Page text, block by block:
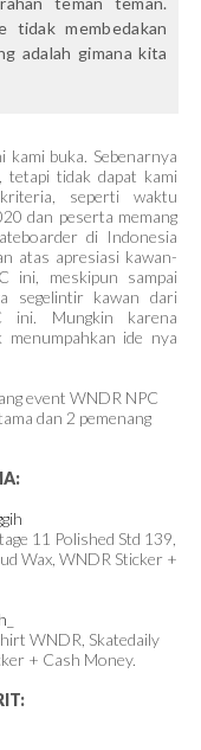
membedakan
adalah gimana kita
kami buka. Sebenarnya
tetapi tidak dapat kami
seperti waktu
dan peserta memang
di Indonesia
atas apresiasi kawan-
ini, meskipun sampai
segelintir kawan dari
ini. Mungkin karena
menumpahkan ide nya
event WNDR NPC
dan 2 pemenang
11 Polished Std 139,
Wax, WNDR Sticker +
WNDR, Skatedaily
+ Cash Money.